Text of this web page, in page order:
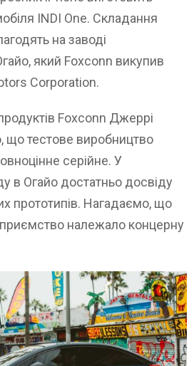
INDI One. Складання
на заводі
який Foxconn викупив
Corporation.
Foxconn Джеррі
що тестове виробництво
серійне. У
в Огайо достатньо досвіду
прототипів. Нагадаємо, що
належало концерну